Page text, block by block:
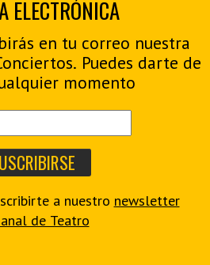
ELECTRÓNICA
en tu correo nuestra
Puedes darte de
momento
a nuestro newsletter
de Teatro